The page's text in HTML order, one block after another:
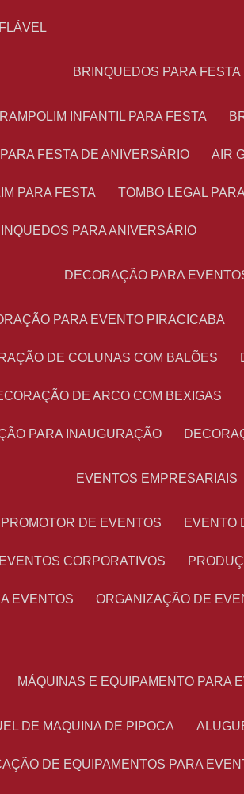
BRINQUEDOS PARA FESTA
TRAMPOLIM INFANTIL PARA FESTA
PARA FESTA DE ANIVERSÁRIO
PARA FESTA TOMBO LEGAL
PARA ANIVERSÁRIO
DECORAÇÃO PARA
PARA EVENTO PIRACICABA
DE COLUNAS COM BALÕES
DE ARCO COM BEXIGAS
PARA INAUGURAÇÃO
EVENTOS EMPRESARIAIS
PROMOTOR DE EVENTOS
CORPORATIVOS
EVENTOS ORGANIZAÇÃO DE
MÁQUINAS E EQUIPAMENTO PARA
DE MAQUINA DE PIPOCA
DE EQUIPAMENTOS PARA